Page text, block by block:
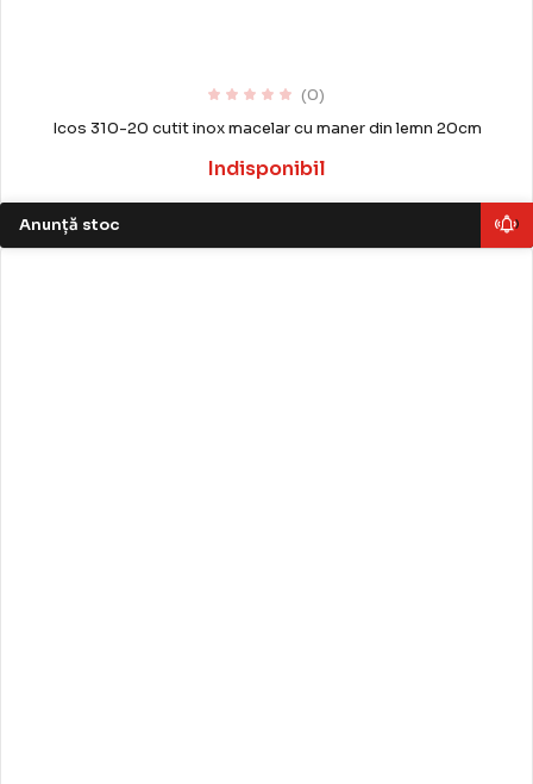
(0)
Icos 310-20 cutit inox macelar cu maner din lemn 20cm
Indisponibil
Anunță stoc